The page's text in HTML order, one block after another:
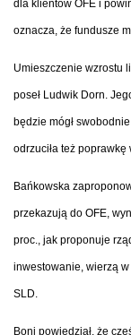
dla klientów OFE i
oznacza, że fundusze
Umieszczenie wzrostu
poseł Ludwik Dorn.
będzie mógł
odrzuciła też poprawkę
Bańkowska
przekazują do OFE,
proc., jak proponuje
inwestowanie, wierzą w
SLD.
Boni powiedział, że